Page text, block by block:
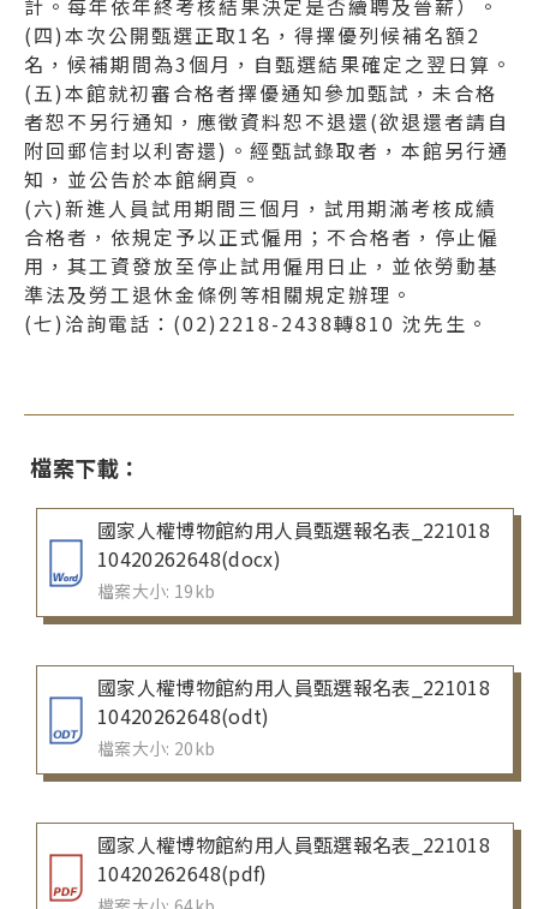
計。每年依年終考核結果決定是否續聘及晉薪）。
(四)本次公開甄選正取1名，得擇優列候補名額2
名，候補期間為3個月，自甄選結果確定之翌日算。
(五)本館就初審合格者擇優通知參加甄試，未合格
者恕不另行通知，應徵資料恕不退還(欲退還者請自
附回郵信封以利寄還)。經甄試錄取者，本館另行通
知，並公告於本館網頁。
(六)新進人員試用期間三個月，試用期滿考核成績
合格者，依規定予以正式僱用；不合格者，停止僱
用，其工資發放至停止試用僱用日止，並依勞動基
準法及勞工退休金條例等相關規定辦理。
(七)洽詢電話：(02)2218-2438轉810 沈先生。
檔案下載：
國家人權博物館約用人員甄選報名表_221018
10420262648(docx)
檔案大小: 19kb
國家人權博物館約用人員甄選報名表_221018
10420262648(odt)
檔案大小: 20kb
國家人權博物館約用人員甄選報名表_221018
10420262648(pdf)